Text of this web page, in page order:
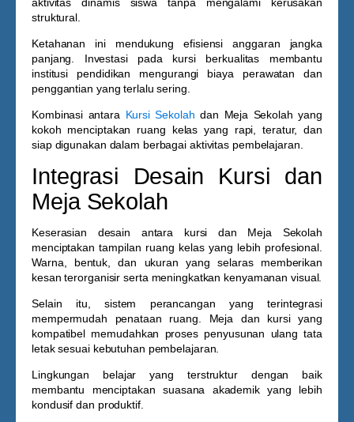
struktural.
Ketahanan ini mendukung efisiensi anggaran jangka
panjang. Investasi pada kursi berkualitas membantu
institusi pendidikan mengurangi biaya perawatan dan
penggantian yang terlalu sering.
Kombinasi antara Kursi Sekolah dan Meja Sekolah yang
kokoh menciptakan ruang kelas yang rapi, teratur, dan
siap digunakan dalam berbagai aktivitas pembelajaran.
Integrasi Desain Kursi dan
Meja Sekolah
Keserasian desain antara kursi dan Meja Sekolah
menciptakan tampilan ruang kelas yang lebih profesional.
Warna, bentuk, dan ukuran yang selaras memberikan
kesan terorganisir serta meningkatkan kenyamanan visual.
Selain itu, sistem perancangan yang terintegrasi
mempermudah penataan ruang. Meja dan kursi yang
kompatibel memudahkan proses penyusunan ulang tata
letak sesuai kebutuhan pembelajaran.
Lingkungan belajar yang terstruktur dengan baik
membantu menciptakan suasana akademik yang lebih
kondusif dan produktif.